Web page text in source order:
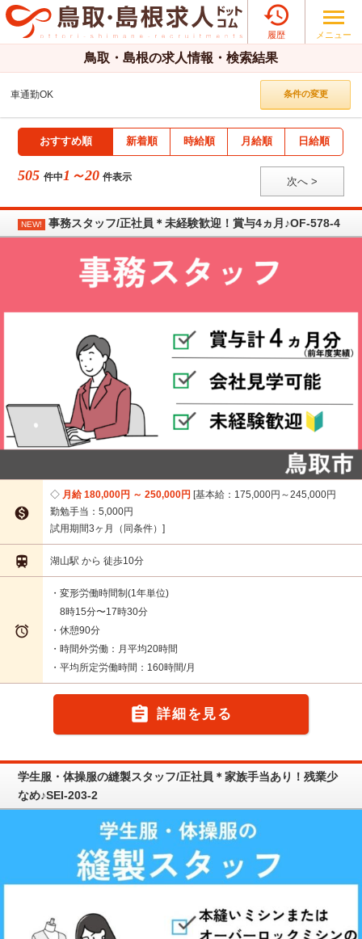

履歴 メニュー
鳥取・島根の求人情報・検索結果
車通勤OK 条件の変更
おすすめ順 新着順 時給順 月給順 日給順
505 件中 1～20 件表示 次へ >
NEW! 事務スタッフ/正社員＊未経験歓迎！賞与4ヵ月♪OF-578-4

月給 180,000円 ～ 250,000円 基本給：175,000円～245,000円
勤勉手当：5,000円
試用期間3ヶ月（同条件）
 湖山駅 から 徒歩10分

・変形労働時間制(1年単位)
8時15分〜17時30分
・休憩90分
・時間外労働：月平均20時間
・平均所定労働時間：160時間/月
 詳細を見る
学生服・体操服の縫製スタッフ/正社員＊家族手当あり！残業少
なめ♪SEI-203-2